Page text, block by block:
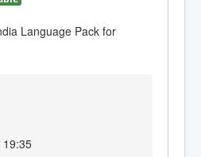
Language Pack for
19:35